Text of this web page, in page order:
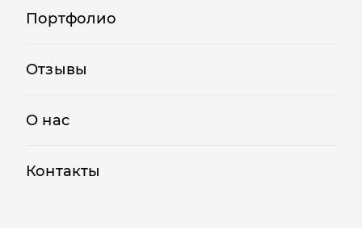
Портфолио
Отзывы
О нас
Контакты